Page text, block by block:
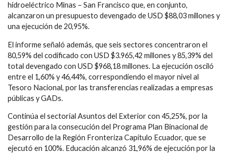
hidroeléctrico Minas – San Francisco que, en conjunto,
alcanzaron un presupuesto devengado de USD $88,03 millones y
una ejecución de 20,95%.
El informe señaló además, que seis sectores concentraron el
80,59% del codificado con USD $3.965,42 millones y 85,39% del
total devengado con USD $968,18 millones. La ejecución osciló
entre el 1,60% y 46,44%, correspondiendo el mayor nivel al
Tesoro Nacional, por las transferencias realizadas a empresas
públicas y GADs.
Continúa el sectorial Asuntos del Exterior con 45,25%, por la
gestión para la consecución del Programa Plan Binacional de
Desarrollo de la Región Fronteriza Capítulo Ecuador, que se
ejecutó en 100%. Educación alcanzó 31,96% de ejecución por la